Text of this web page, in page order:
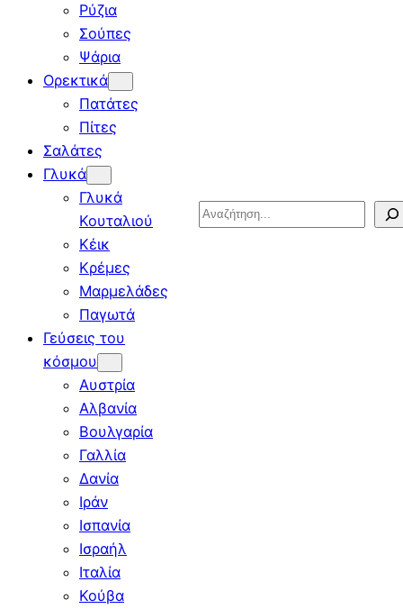
Ρύζια
Σούπες
Ψάρια
Ορεκτικά
Πατάτες
Πίτες
Σαλάτες
Γλυκά
Γλυκά
Κουταλιού
Κέικ
Κρέμες
Μαρμελάδες
Παγωτά
Γεύσεις του
κόσμου
Αυστρία
Αλβανία
Βουλγαρία
Γαλλία
Δανία
Ιράν
Ισπανία
Ισραήλ
Ιταλία
Κούβα
Search